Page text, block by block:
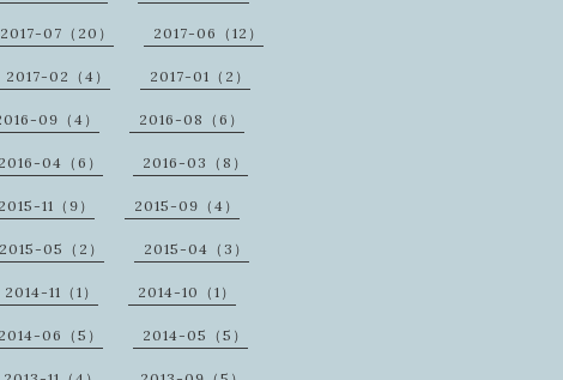
2017-07（20） 2017-06（12）
2017-02（4） 2017-01（2）
09（4） 2016-08（6）
2016-04（6） 2016-03（8）
2015-11（9） 2015-09（4）
2015-05（2） 2015-04（3）
2014-11（1） 2014-10（1）
2014-06（5） 2014-05（5）